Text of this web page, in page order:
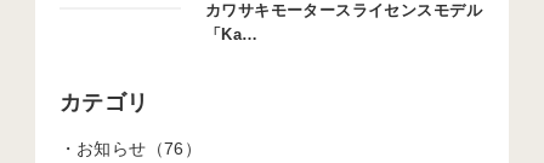
カワサキモータースライセンスモデル
「Ka…
カテゴリ
お知らせ（76）